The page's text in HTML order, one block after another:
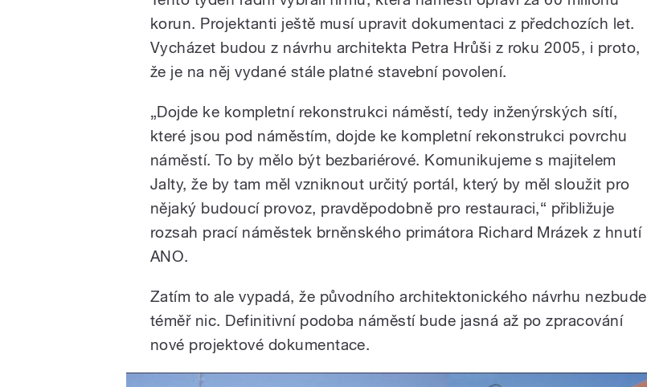
korun. Projektanti ještě musí upravit dokumentaci z předchozích let.
Vycházet budou z návrhu architekta Petra Hrůši z roku 2005, i proto,
že je na něj vydané stále platné stavební povolení.
„Dojde ke kompletní rekonstrukci náměstí, tedy inženýrských sítí,
které jsou pod náměstím, dojde ke kompletní rekonstrukci povrchu
náměstí. To by mělo být bezbariérové. Komunikujeme s majitelem
Jalty, že by tam měl vzniknout určitý portál, který by měl sloužit pro
nějaký budoucí provoz, pravděpodobně pro restauraci,“ přibližuje
rozsah prací náměstek brněnského primátora Richard Mrázek z hnutí
ANO.
Zatím to ale vypadá, že původního architektonického návrhu nezbude
téměř nic. Definitivní podoba náměstí bude jasná až po zpracování
nové projektové dokumentace.